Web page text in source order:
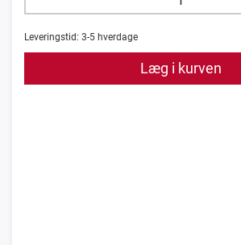
Leveringstid: 3-5 hverdage
Læg i kurven